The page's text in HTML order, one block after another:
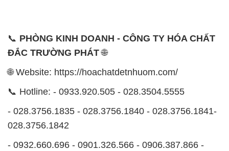
📞 PHÒNG KINH DOANH - CÔNG TY HÓA CHẤT
ĐẮC TRƯỜNG PHÁT🌐
🌐 Website: https://hoachatdetnhuom.com/
📞 Hotline: - 0933.920.505 - 028.3504.5555
- 028.3756.1835 - 028.3756.1840 - 028.3756.1841-
028.3756.1842
- 0932.660.696 - 0901.326.566 - 0906.387.866 -